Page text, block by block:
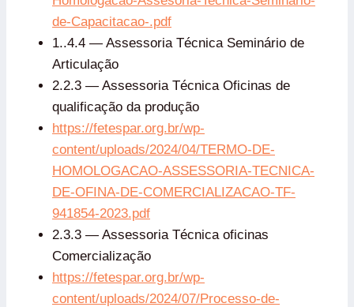
de-Capacitacao-.pdf
1..4.4 — Assessoria Técnica Seminário de
Articulação
2.2.3 — Assessoria Técnica Oficinas de
qualificação da produção
https://fetespar.org.br/wp-
content/uploads/2024/04/TERMO-DE-
HOMOLOGACAO-ASSESSORIA-TECNICA-
DE-OFINA-DE-COMERCIALIZACAO-TF-
941854-2023.pdf
2.3.3 — Assessoria Técnica oficinas
Comercialização
https://fetespar.org.br/wp-
content/uploads/2024/07/Processo-de-